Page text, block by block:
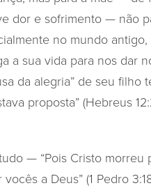
dor e sofrimento — não
no mundo
a sua vida para nos dar
da alegria” de seu
proposta” (Hebreus
— “Pois Cristo
a Deus” (1 Pedro